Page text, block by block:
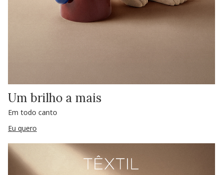
Um brilho a mais
Em todo canto
Eu quero